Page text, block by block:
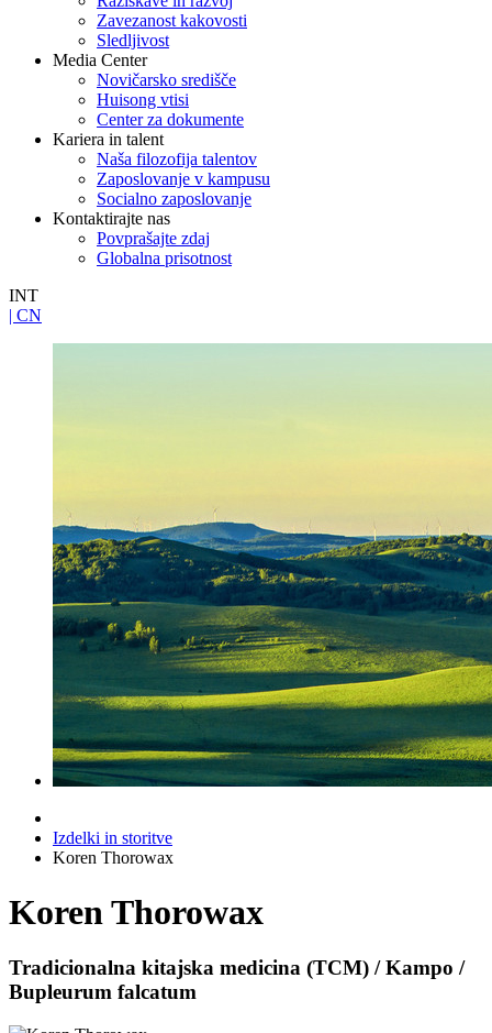
Zavezanost kakovosti
Sledljivost
Media Center
Novičarsko središče
Huisong vtisi
Center za dokumente
Kariera in talent
Naša filozofija talentov
Zaposlovanje v kampusu
Socialno zaposlovanje
Kontaktirajte nas
Povprašajte zdaj
Globalna prisotnost
INT
| CN
Izdelki in storitve
Koren Thorowax
Koren Thorowax
Tradicionalna kitajska medicina (TCM) / Kampo /
Bupleurum falcatum